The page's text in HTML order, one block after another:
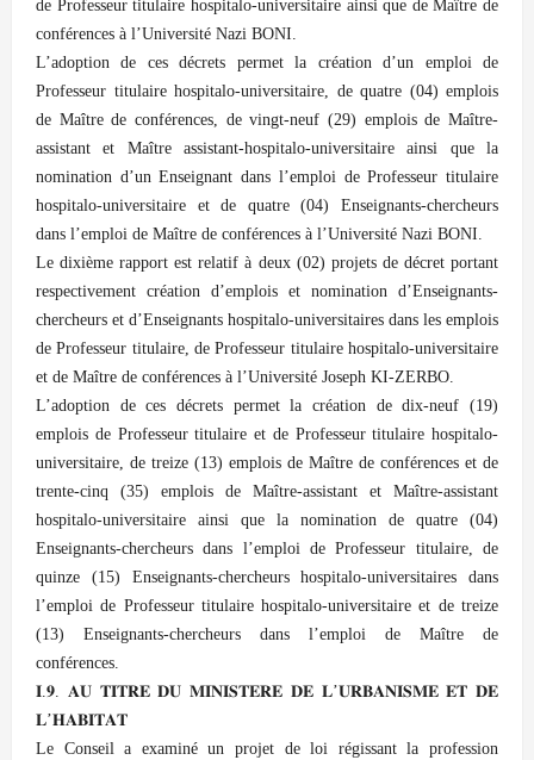
de Professeur titulaire hospitalo-universitaire ainsi que de Maître de
conférences à l’Université Nazi BONI.
L’adoption de ces décrets permet la création d’un emploi de
Professeur titulaire hospitalo-universitaire, de quatre (04) emplois
de Maître de conférences, de vingt-neuf (29) emplois de Maître-
assistant et Maître assistant-hospitalo-universitaire ainsi que la
nomination d’un Enseignant dans l’emploi de Professeur titulaire
hospitalo-universitaire et de quatre (04) Enseignants-chercheurs
dans l’emploi de Maître de conférences à l’Université Nazi BONI.
Le dixième rapport est relatif à deux (02) projets de décret portant
respectivement création d’emplois et nomination d’Enseignants-
chercheurs et d’Enseignants hospitalo-universitaires dans les emplois
de Professeur titulaire, de Professeur titulaire hospitalo-universitaire
et de Maître de conférences à l’Université Joseph KI-ZERBO.
L’adoption de ces décrets permet la création de dix-neuf (19)
emplois de Professeur titulaire et de Professeur titulaire hospitalo-
universitaire, de treize (13) emplois de Maître de conférences et de
trente-cinq (35) emplois de Maître-assistant et Maître-assistant
hospitalo-universitaire ainsi que la nomination de quatre (04)
Enseignants-chercheurs dans l’emploi de Professeur titulaire, de
quinze (15) Enseignants-chercheurs hospitalo-universitaires dans
l’emploi de Professeur titulaire hospitalo-universitaire et de treize
(13) Enseignants-chercheurs dans l’emploi de Maître de
conférences.
𝐈.𝟗. 𝐀𝐔 𝐓𝐈𝐓𝐑𝐄 𝐃𝐔 𝐌𝐈𝐍𝐈𝐒𝐓𝐄𝐑𝐄 𝐃𝐄 𝐋’𝐔𝐑𝐁𝐀𝐍𝐈𝐒𝐌𝐄 𝐄𝐓 𝐃𝐄
𝐋’𝐇𝐀𝐁𝐈𝐓𝐀𝐓
Le Conseil a examiné un projet de loi régissant la profession